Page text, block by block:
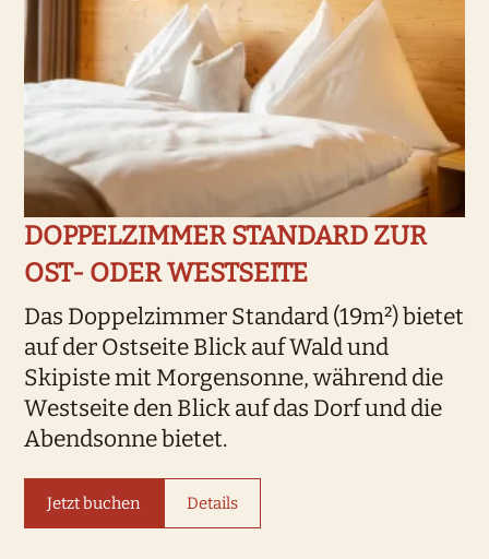
DOPPELZIMMER STANDARD ZUR
OST- ODER WESTSEITE
Das Doppelzimmer Standard (19m²) bietet
auf der Ostseite Blick auf Wald und
Skipiste mit Morgensonne, während die
Westseite den Blick auf das Dorf und die
Abendsonne bietet.
Jetzt buchen Details